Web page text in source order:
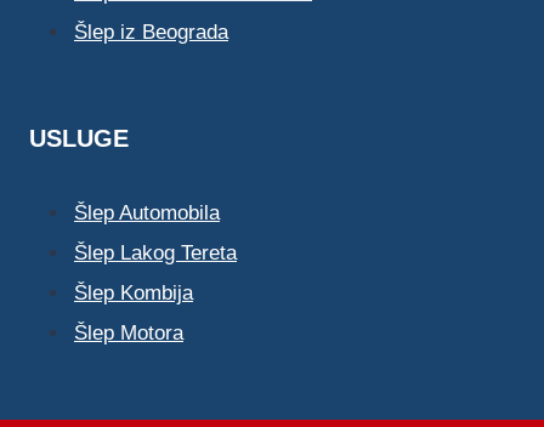
Šlep iz Beograda
USLUGE
Šlep Automobila
Šlep Lakog Tereta
Šlep Kombija
Šlep Motora